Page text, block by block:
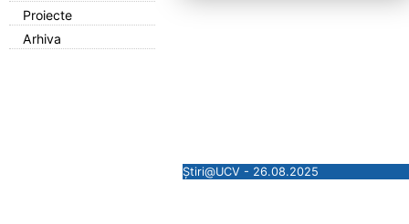
Proiecte
Arhiva
Știri@UCV - 26.08.2025